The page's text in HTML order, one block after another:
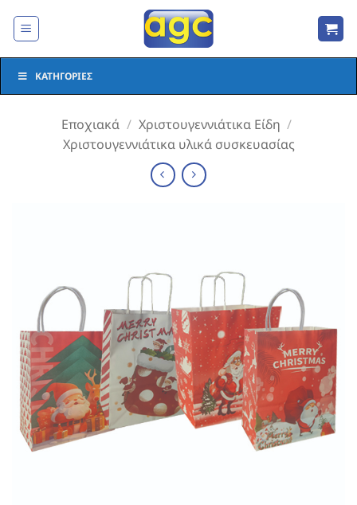
στο
ΚΑΤΗΓΟΡΊΕΣ
Εποχιακά / Χριστουγεννιάτικα Είδη /
Χριστουγεννιάτικα υλικά συσκευασίας